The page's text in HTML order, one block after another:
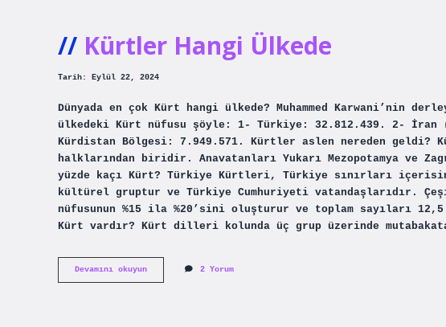
Kürtler Hangi Ülkede
Tarih: Eylül 22, 2024
Dünyada en çok Kürt hangi ülkede? Muhammed Karwani’nin
ülkedeki Kürt nüfusu şöyle: 1- Türkiye: 32.812.439. 2-
Kürdistan Bölgesi: 7.949.571. Kürtler aslen nereden geldi?
halklarından biridir. Anavatanları Yukarı Mezopotamya ve
yüzde kaçı Kürt? Türkiye Kürtleri, Türkiye sınırları
kültürel gruptur ve Türkiye Cumhuriyeti vatandaşlarıdır.
nüfusunun %15 ila %20’sini oluşturur ve toplam sayıları
Kürt vardır? Kürt dilleri kolunda üç grup üzerinde
Devamını okuyunKürtler
Hangi
2 Yorum